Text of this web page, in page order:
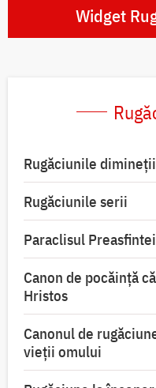
Widget
Rugăciunile dimineții
Rugăciunile serii
Paraclisul
Canon de pocăință
Hristos
Canonul de
vieții omului